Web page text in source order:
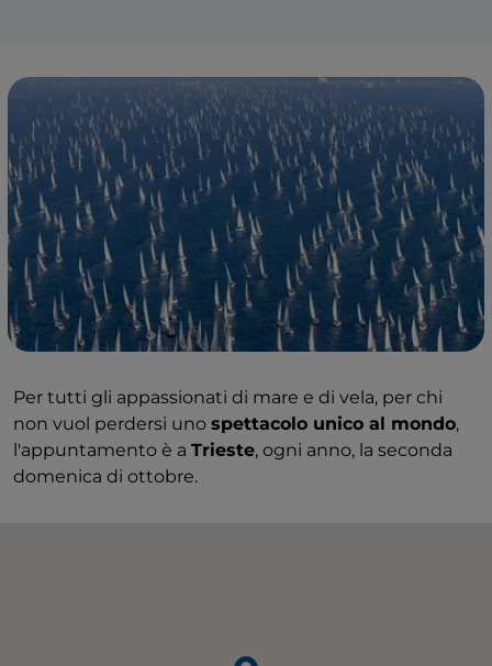
Per tutti gli appassionati di mare e di vela, per chi
non vuol perdersi uno spettacolo unico al mondo,
l'appuntamento è a Trieste, ogni anno, la seconda
domenica di ottobre.